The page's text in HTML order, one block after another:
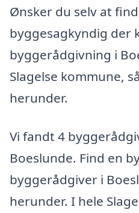
Ønsker du selv at
byggesagkyndig der
byggerådgivning i
Slagelse kommune,
herunder.
Vi fandt 4
Boeslunde. Find en
byggerådgiver i
herunder. I hele